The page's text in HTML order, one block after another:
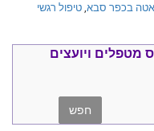
בכפר סבא, טיפול רגשי
מטפלים ויועצים